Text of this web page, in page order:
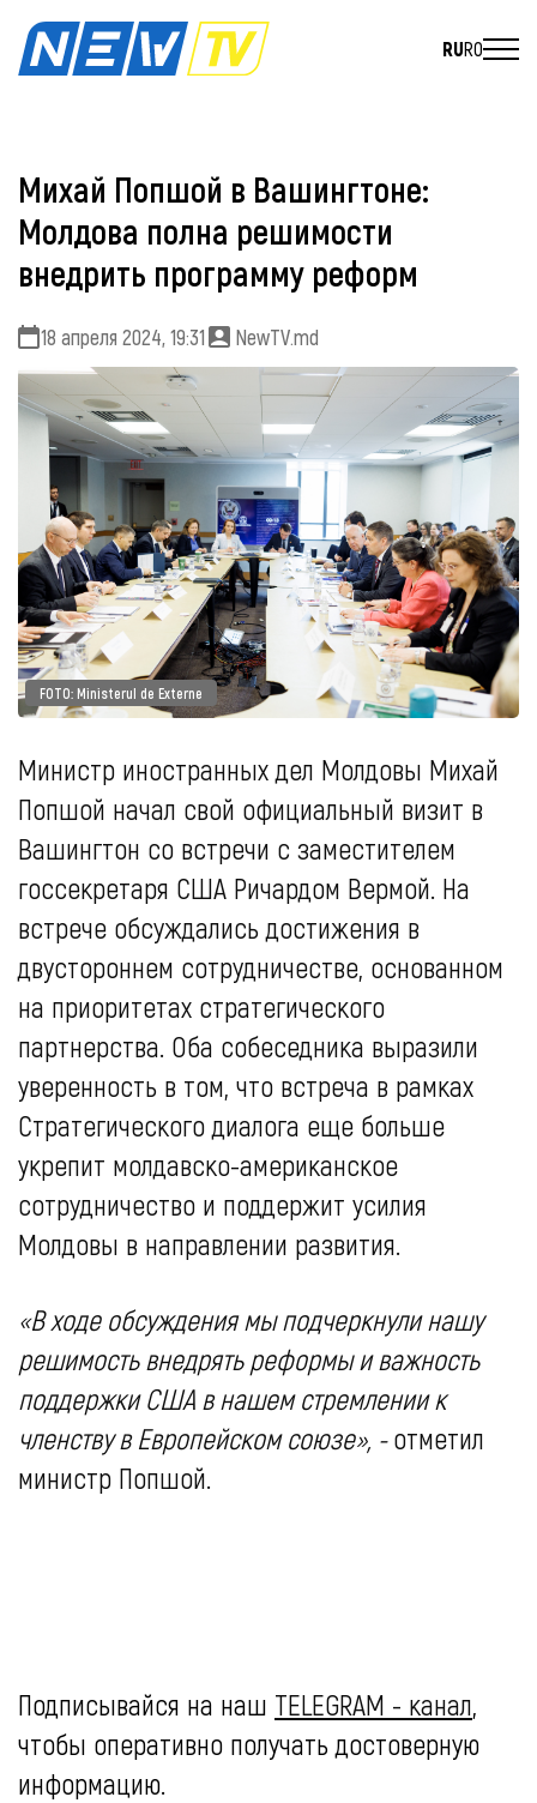
RURO
Михай Попшой в Вашингтоне:
Молдова полна решимости
внедрить программу реформ
18 апреля 2024, 19:31 NewTV.md
FOTO: Ministerul de Externe
Министр иностранных дел Молдовы Михай
Попшой начал свой официальный визит в
Вашингтон со встречи с заместителем
госсекретаря США Ричардом Вермой. На
встрече обсуждались достижения в
двустороннем сотрудничестве, основанном
на приоритетах стратегического
партнерства. Оба собеседника выразили
уверенность в том, что встреча в рамках
Стратегического диалога еще больше
укрепит молдавско-американское
сотрудничество и поддержит усилия
Молдовы в направлении развития.
«В ходе обсуждения мы подчеркнули нашу
решимость внедрять реформы и важность
поддержки США в нашем стремлении к
членству в Европейском союзе», -отметил
министр Попшой.
Подписывайся на наш TELEGRAM - канал,
чтобы оперативно получать достоверную
информацию.